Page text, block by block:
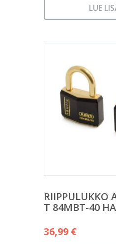
LUE
RIIPPULUKKO
T 84MBT-40
36,99 €